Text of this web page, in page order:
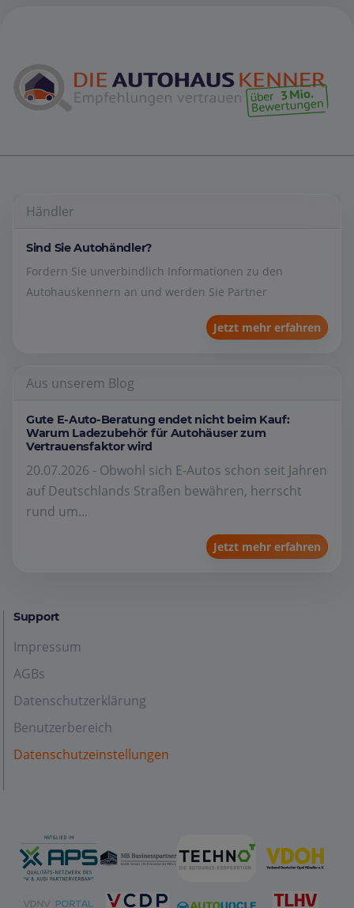
Händler
Sind Sie Autohändler?
Fordern Sie unverbindlich Informationen zu den
Autohauskennern an und werden Sie Partner
Jetzt mehr erfahren
Aus unserem Blog
Gute E-Auto-Beratung endet nicht beim Kauf:
Warum Ladezubehör für Autohäuser zum
Vertrauensfaktor wird
20.07.2026 - Obwohl sich E-Autos schon seit Jahren
auf Deutschlands Straßen bewähren, herrscht
rund um...
Jetzt mehr erfahren
Support
Impressum
AGBs
Datenschutzerklärung
Benutzerbereich
Datenschutzeinstellungen